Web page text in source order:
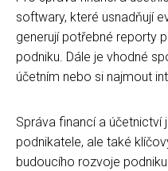
softwary, které usnadňují
generují potřebné reporty
podniku. Dále je vhodné
účetním nebo si najmout
Správa financí a účetnictví
podnikatele, ale také
budoucího rozvoje